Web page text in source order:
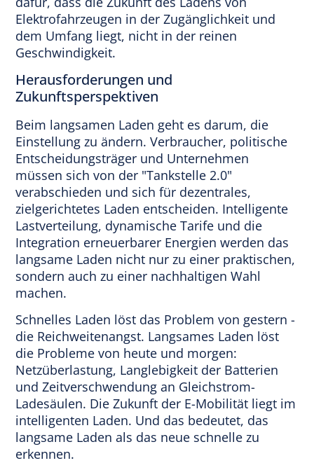
Elektrofahrzeugen in der Zugänglichkeit und
dem Umfang liegt, nicht in der reinen
Geschwindigkeit.
Herausforderungen und
Zukunftsperspektiven
Beim langsamen Laden geht es darum, die
Einstellung zu ändern. Verbraucher, politische
Entscheidungsträger und Unternehmen
müssen sich von der "Tankstelle 2.0"
verabschieden und sich für dezentrales,
zielgerichtetes Laden entscheiden. Intelligente
Lastverteilung, dynamische Tarife und die
Integration erneuerbarer Energien werden das
langsame Laden nicht nur zu einer praktischen,
sondern auch zu einer nachhaltigen Wahl
machen.
Schnelles Laden löst das Problem von gestern -
die Reichweitenangst. Langsames Laden löst
die Probleme von heute und morgen:
Netzüberlastung, Langlebigkeit der Batterien
und Zeitverschwendung an Gleichstrom-
Ladesäulen. Die Zukunft der E-Mobilität liegt im
intelligenten Laden. Und das bedeutet, das
langsame Laden als das neue schnelle zu
erkennen.